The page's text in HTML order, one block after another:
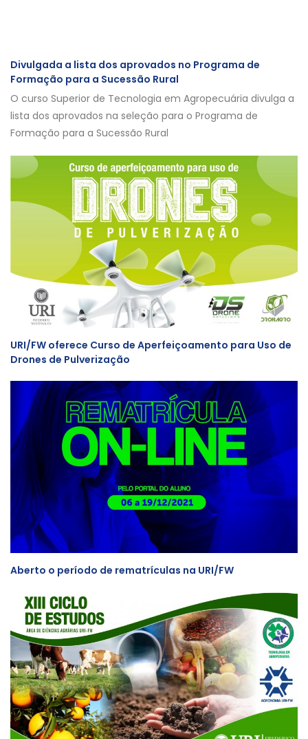
Divulgada a lista dos aprovados no Programa de
Formação para a Sucessão Rural
O curso Superior de Tecnologia em Agropecuária divulga a
lista dos aprovados na seleção para o Programa de
Formação para a Sucessão Rural
URI/FW oferece Curso de Aperfeiçoamento para Uso de
Drones de Pulverização
Aberto o período de rematrículas na URI/FW